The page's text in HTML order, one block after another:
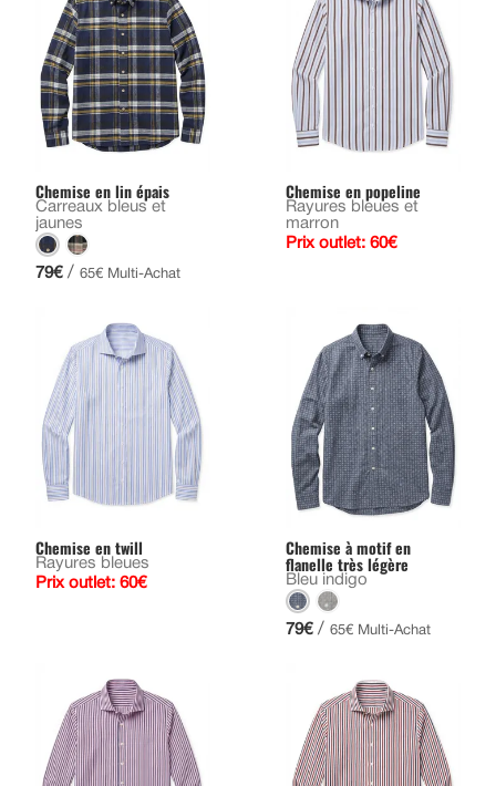
Chemise en lin épais
Carreaux bleus et
jaunes
79€ / 65€ Multi-Achat
Chemise en popeline
Rayures bleues et
marron
Prix outlet: 60€
Chemise en twill
Rayures bleues
Prix outlet: 60€
Chemise à motif en
flanelle très légère
Bleu indigo
79€ / 65€ Multi-Achat